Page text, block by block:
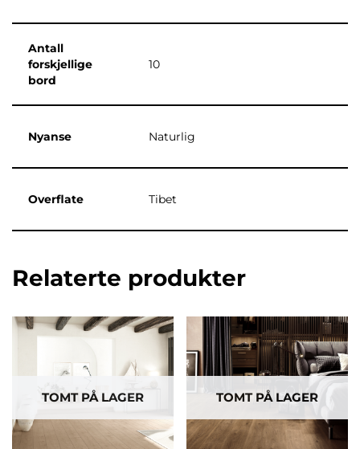
Antall
forskjellige
bord
10
Nyanse Naturlig
Overflate Tibet
Relaterte produkter
TOMT PÅ LAGER TOMT PÅ LAGER